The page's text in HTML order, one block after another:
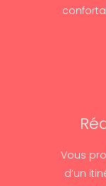
Vous
d’un